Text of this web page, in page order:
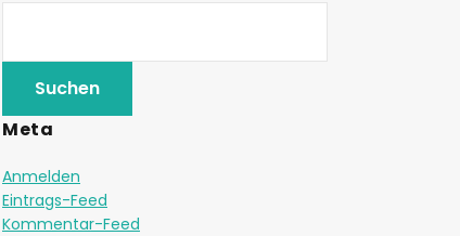
Meta
Anmelden
Eintrags-Feed
Kommentar-Feed